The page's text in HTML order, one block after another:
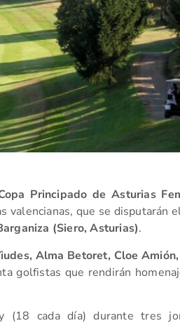
Principado de Asturias
valencianas, que se disputarán
(Siero, Asturias).
Alma Betoret, Cloe
golfistas que rendirán
cada día) durante tres